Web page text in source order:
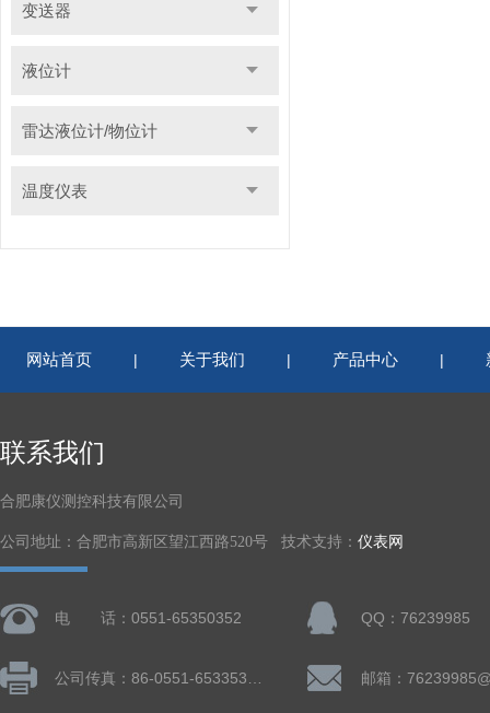
变送器
液位计
雷达液位计/物位计
温度仪表
网站首页 | 关于我们 | 产品中心 |
联系我们
合肥康仪测控科技有限公司
公司地址：合肥市高新区望江西路520号 技术支持： 仪表网
电 话：0551-65350352 QQ：76239985
邮箱：